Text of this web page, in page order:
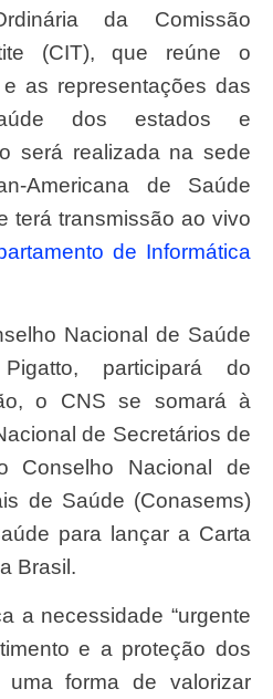
da Comissão
(CIT), que reúne o
as representações das
dos estados e
será realizada na sede
Americana de Saúde
terá transmissão ao vivo
de Informática
participará do
o CNS se somará à
de Secretários de
Conselho Nacional de
de Saúde (Conasems)
para lançar a Carta
Brasil.
e a proteção dos
uma forma de valorizar